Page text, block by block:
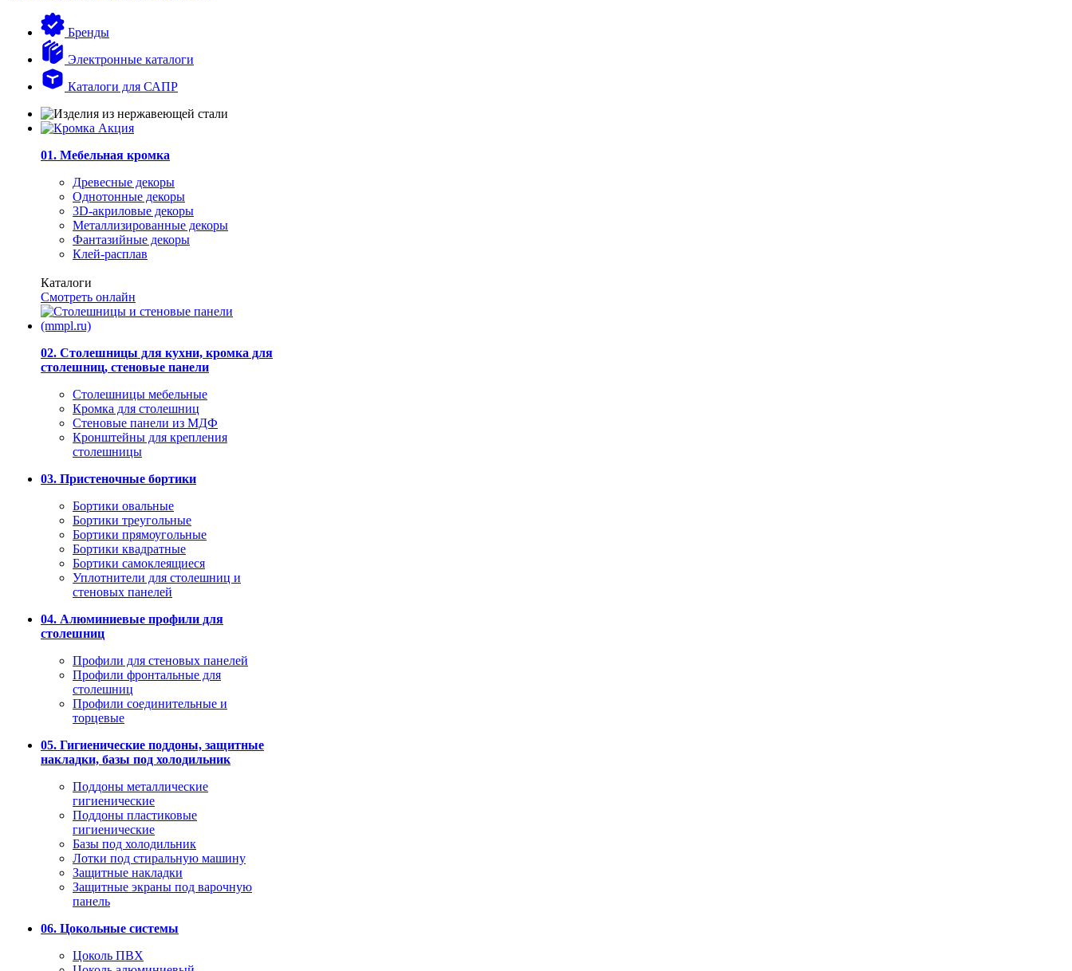
Бренды
Электронные каталоги
Каталоги для САПР
01. Мебельная кромка
Древесные декоры
Однотонные декоры
3D-акриловые декоры
Металлизированные декоры
Фантазийные декоры
Клей-расплав
Каталоги
Смотреть онлайн
02. Столешницы для кухни, кромка для
столешниц, стеновые панели
Столешницы мебельные
Кромка для столешниц
Стеновые панели из МДФ
Кронштейны для крепления
столешницы
03. Пристеночные бортики
Бортики овальные
Бортики треугольные
Бортики прямоугольные
Бортики квадратные
Бортики самоклеящиеся
Уплотнители для столешниц и
стеновых панелей
04. Алюминиевые профили для
столешниц
Профили для стеновых панелей
Профили фронтальные для
столешниц
Профили соединительные и
торцевые
05. Гигиенические поддоны, защитные
накладки, базы под холодильник
Поддоны металлические
гигиенические
Поддоны пластиковые
гигиенические
Базы под холодильник
Лотки под стиральную машину
Защитные накладки
Защитные экраны под варочную
панель
06. Цокольные системы
Цоколь ПВХ